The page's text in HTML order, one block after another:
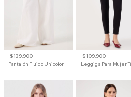
$ 139.900
Pantalón Fluido Unicolor
$ 109.900